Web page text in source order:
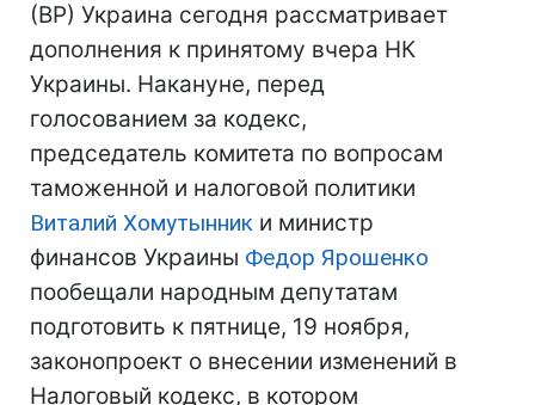
(ВР) Украина сегодня рассматривает
дополнения к принятому вчера НК
Украины. Накануне, перед
голосованием за кодекс,
председатель комитета по вопросам
таможенной и налоговой политики
Виталий Хомутынник и министр
финансов Украины Федор Ярошенко
пообещали народным депутатам
подготовить к пятнице, 19 ноября,
законопроект о внесении изменений в
Налоговый кодекс, в котором